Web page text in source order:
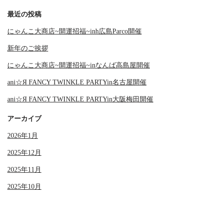
最近の投稿
にゃんこ大商店~開運招福~inh広島Parco開催
新年のご挨拶
にゃんこ大商店~開運招福~inなんば高島屋開催
ani☆Я FANCY TWINKLE PARTYin名古屋開催
ani☆Я FANCY TWINKLE PARTYin大阪梅田開催
アーカイブ
2026年1月
2025年12月
2025年11月
2025年10月